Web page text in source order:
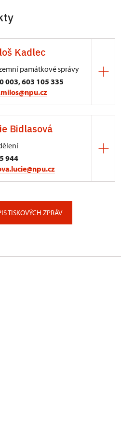
Kadlec
památkové správy
003, 603 105 335
Bidlasová
944
TISKOVÝCH ZPRÁV